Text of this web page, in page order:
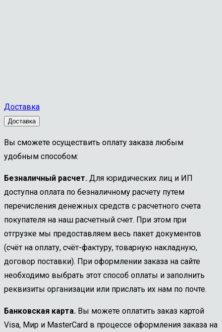
Доставка
Доставка
Вы сможете осуществить оплату заказа любым
удобным способом:
Безналичный расчет. Для юридических лиц и ИП
доступна оплата по безналичному расчету путем
перечисления денежных средств с расчетного счета
покупателя на наш расчетный счет. При этом при
отгрузке мы предоставляем весь пакет документов
(счёт на оплату, счёт-фактуру, товарную накладную,
договор поставки). При оформлении заказа на сайте
необходимо выбрать этот способ оплаты и заполнить
реквизиты организации или прислать их нам по почте.
Банковская карта. Вы можете оплатить заказ картой
Visa, Мир и MasterCard в процессе оформления заказа на